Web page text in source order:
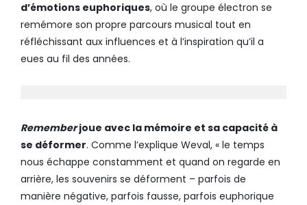
d’émotions euphoriques, où le groupe électron se
remémore son propre parcours musical tout en
réfléchissant aux influences et à l’inspiration qu’il a
eues au fil des années.
Rememberjoue avec la mémoire et sa capacité à
se déformer. Comme l’explique Weval, « le temps
nous échappe constamment et quand on regarde en
arrière, les souvenirs se déforment – parfois de
manière négative, parfois fausse, parfois euphorique